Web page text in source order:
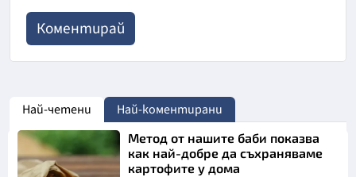
Най-четени Най-коментирани
Метод от нашите баби показва
как най-добре да съхраняваме
картофите у дома